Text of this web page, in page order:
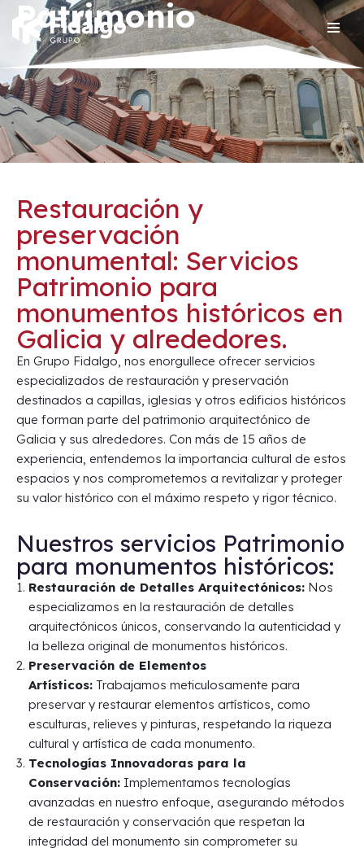
Saltar
contenido
Patrimonio
Restauración y
preservación
monumental: Servicios
Patrimonio para
monumentos históricos en
Galicia y alrededores.
En Grupo Fidalgo, nos enorgullece ofrecer servicios
especializados de restauración y preservación
destinados a capillas, iglesias y otros edificios históricos
que forman parte del patrimonio arquitectónico de
Galicia y sus alrededores. Con más de 15 años de
experiencia, entendemos la importancia cultural de estos
espacios y nos comprometemos a revitalizar y proteger
su valor histórico con el máximo respeto y rigor técnico.
Nuestros servicios Patrimonio
para monumentos históricos:
Restauración de Detalles Arquitectónicos: Nos
especializamos en la restauración de detalles
arquitectónicos únicos, conservando la autenticidad y
la belleza original de monumentos históricos.
Preservación de Elementos
Artísticos: Trabajamos meticulosamente para
preservar y restaurar elementos artísticos, como
esculturas, relieves y pinturas, respetando la riqueza
cultural y artística de cada monumento.
Tecnologías Innovadoras para la
Conservación: Implementamos tecnologías
avanzadas en nuestro enfoque, asegurando métodos
de restauración y conservación que respetan la
integridad del monumento sin comprometer su